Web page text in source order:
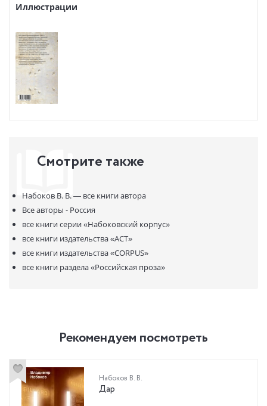
любящего сердца Круга <…> и эта книга была написана именно
ради страниц о Давиде и его отце, и ради этого ее следует читать".
предисловием автора, послесловием и комментариями
переводчика, а также дополнительными материалами,
освещающими его замысел. В Приложении публикуется
расширенная версия первой главы романа, впервые
подготовленная к печати по рукописи.
Иллюстрации
Смотрите также
Набоков В. В. — все книги автора
Все авторы - Россия
все книги серии«Набоковский корпус»
все книги издательства«АСТ»
все книги издательства«CORPUS»
все книги раздела«Российская проза»
Рекомендуем посмотреть
Набоков В. В.
Дар